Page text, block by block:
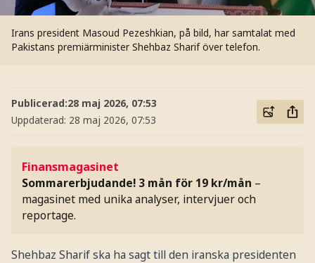
Irans president Masoud Pezeshkian, på bild, har samtalat med
Pakistans premiärminister Shehbaz Sharif över telefon.
Publicerad:28 maj 2026, 07:53
Uppdaterad: 28 maj 2026, 07:53
Finansmagasinet
Sommarerbjudande! 3 mån för 19 kr/mån –
magasinet med unika analyser, intervjuer och
reportage.
Shehbaz Sharif ska ha sagt till den iranska presidenten